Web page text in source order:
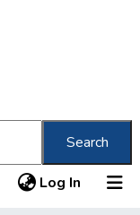
Search
Log In (current)